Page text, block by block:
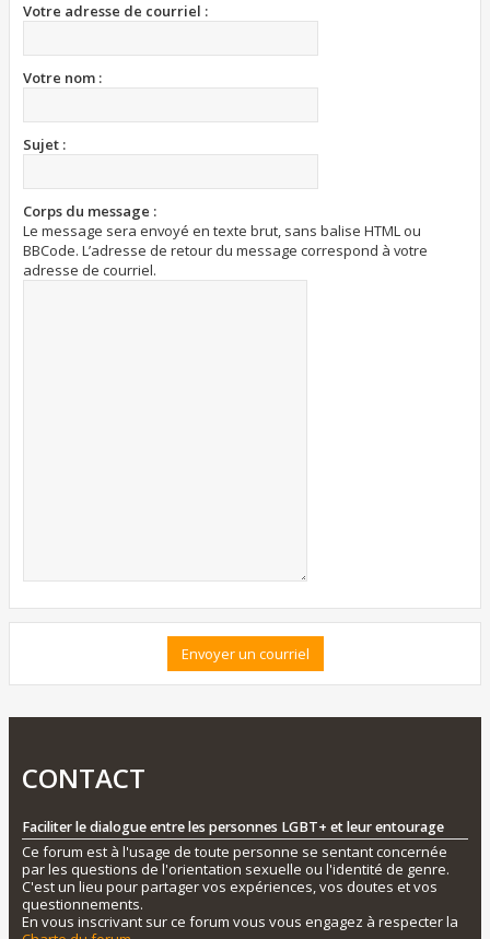
Votre adresse de courriel :
Votre nom :
Sujet :
Corps du message :
Le message sera envoyé en texte brut, sans balise HTML ou
BBCode. L’adresse de retour du message correspond à votre
adresse de courriel.
CONTACT
Faciliter le dialogue entre les personnes LGBT+ et leur entourage
Ce forum est à l'usage de toute personne se sentant concernée
par les questions de l'orientation sexuelle ou l'identité de genre.
C'est un lieu pour partager vos expériences, vos doutes et vos
questionnements.
En vous inscrivant sur ce forum vous vous engagez à respecter la